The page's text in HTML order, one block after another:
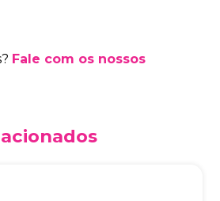
Fale com os nossos